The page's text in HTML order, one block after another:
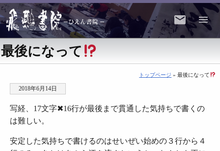
最後になって
トップページ » 最後になって
2018年6月14日
写経、17文字✖16行が最後まで貫通した気持ちで書くの
は難しい。
安定した気持ちで書けるのはせいぜい始めの３行から４